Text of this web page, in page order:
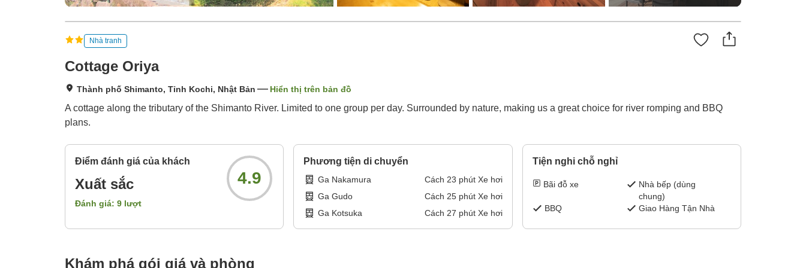
Nhà tranh
Cottage Oriya
Thành phố Shimanto, Tỉnh Kochi, Nhật Bản Hiển thị trên bản đồ
A cottage along the tributary of the Shimanto River. Limited to one group per day. Surrounded by nature, making us a great choice for river romping and BBQ
plans.
Điểm đánh giá của khách
Xuất sắc
Đánh giá: 9 lượt
4.9
Phương tiện di chuyển
Ga Nakamura Cách 23 phút Xe hơi
Ga Gudo
Cách 25phút Xe hơi
Ga Kotsuka
Cách 27 phút Xe hơi
Tiện nghi chỗ nghỉ
Bãi đỗ xe
Nhà bếp (dùng
chung)
BBQ
Giao Hàng Tận Nhà
Khám phá gói giá và phòng